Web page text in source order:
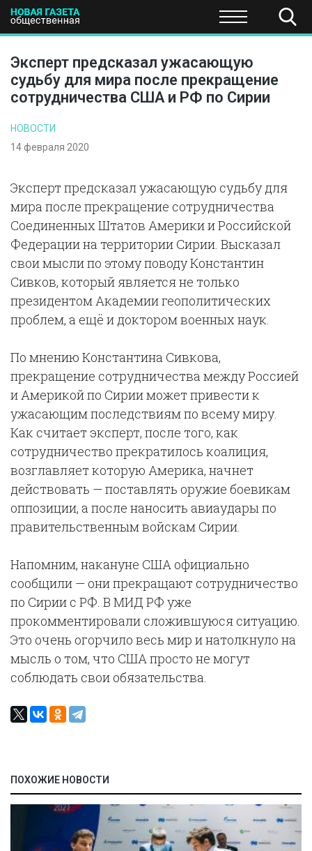
ПОЛИТИКА ЭКОНОМИКА НАУКА И
Эксперт предсказал ужасающую
судьбу для мира после прекращение
сотрудничества США и РФ по Сирии
НОВОСТИ
14 февраля 2020
Эксперт предсказал ужасающую судьбу для
мира после прекращение сотрудничества
Соединенных Штатов Америки и Российской
Федерации на территории Сирии. Высказал
свои мысли по этому поводу Константин
Сивков, который является не только
президентом Академии геополитических
проблем, а ещё и доктором военных наук.
По мнению Константина Сивкова,
прекращение сотрудничества между Россией
и Америкой по Сирии может привести к
ужасающим последствиям по всему миру.
Как считает эксперт, после того, как
сотрудничество прекратилось коалиция,
возглавляет которую Америка, начнет
действовать — поставлять оружие боевикам
оппозиции, а после наносить авиаудары по
правительственным войскам Сирии.
Напомним, накануне США официально
сообщили — они прекращают сотрудничество
по Сирии с РФ. В МИД РФ уже
прокомментировали сложившуюся ситуацию.
Это очень огорчило весь мир и натолкнуло на
мысль о том, что США просто не могут
соблюдать свои обязательства.
ПОХОЖИЕ НОВОСТИ